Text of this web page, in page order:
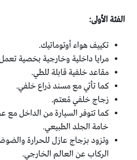
الفئة الأولى:
تكييف هواء أوتوماتيك.
مرايا داخلية وخارجية بخصية
مقاعد خلفية قابلة للطي.
كما تأتي مع مسند ذراع خلفي.
زجاج خلفي مُعتم.
كما تتوفر السيارة من الداخل مع
خامة الجلد الطبيعي.
وتزود بزجاج عازل للحرارة
الركاب عن العالم الخارجي.